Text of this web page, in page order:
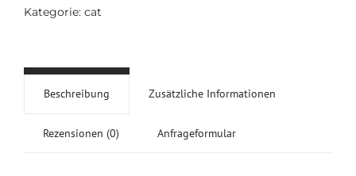
Kategorie: cat
Beschreibung Zusätzliche Informationen
Rezensionen (0) Anfrageformular